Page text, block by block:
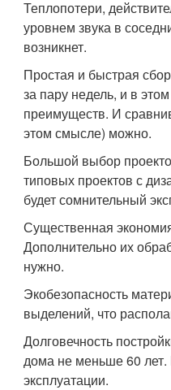
Теплопотери,
уровнем звука в
возникнет.
Простая и быстрая
за пару недель, и в
преимуществ. И
этом смысле) можно.
Большой выбор
типовых проектов с
будет сомнительный
Существенная
Дополнительно их
нужно.
Экобезопасность
выделений, что
Долговечность
дома не меньше 60 лет.
эксплуатации.